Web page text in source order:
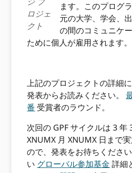
ロジェ
クト
ます。このプログ
元の大学、学会、
の間のコミュニケ
ために個人が雇用されます。
上記のプロジェクトの詳細
発表からお読みください。
番 受賞者のラウンド。
次回の GPF サイクルは 3 年
XNUMX 月 XNUMX 日まで
ので、発表をお待ちくださ
い グローバル参加基金 詳細